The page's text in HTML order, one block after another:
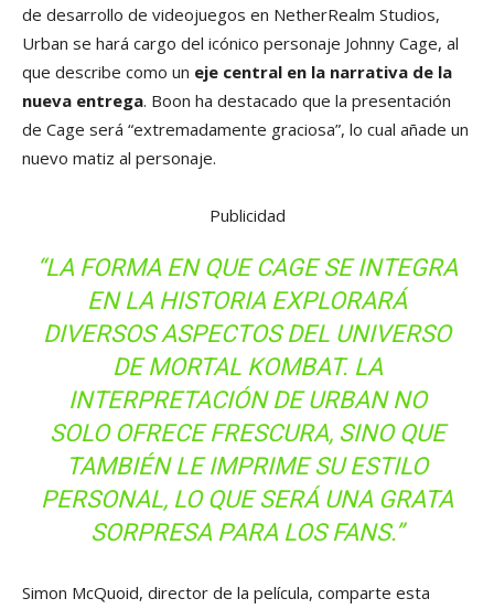
de desarrollo de videojuegos en NetherRealm Studios,
Urban se hará cargo del icónico personaje Johnny Cage, al
que describe como un eje central en la narrativa de la
nueva entrega. Boon ha destacado que la presentación
de Cage será “extremadamente graciosa”, lo cual añade un
nuevo matiz al personaje.
Publicidad
“LA FORMA EN QUE CAGE SE INTEGRA
EN LA HISTORIA EXPLORARÁ
DIVERSOS ASPECTOS DEL UNIVERSO
DE MORTAL KOMBAT. LA
INTERPRETACIÓN DE URBAN NO
SOLO OFRECE FRESCURA, SINO QUE
TAMBIÉN LE IMPRIME SU ESTILO
PERSONAL, LO QUE SERÁ UNA GRATA
SORPRESA PARA LOS FANS.”
Simon McQuoid, director de la película, comparte esta